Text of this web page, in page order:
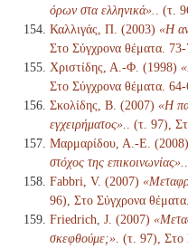
όρων στα ελληνικά».
. (τ.
Καλλιγάς, Π. (2003) «Η
Στο Σύγχρονα θέματα.
Χριστίδης, Α.-Φ. (1998)
Στο Σύγχρονα θέματα.
Σκολίδης, Β. (2007) «Η
εγχειρήματος».
. (τ. 97),
Μαρμαρίδου, Α.-Ε. (2008)
στόχος της επικοινωνίας».
Fabbri, V. (2007)
96), Στο Σύγχρονα
Friedrich, J. (2007)
σκεφθούμε;» . (τ. 97),